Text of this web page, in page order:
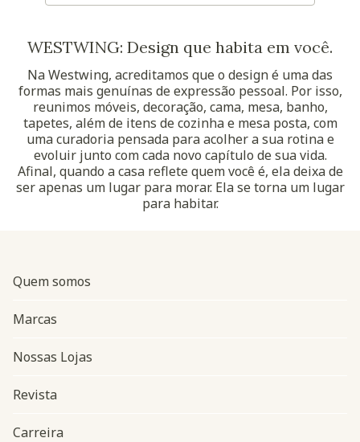
WESTWING: Design que habita em você.
Na Westwing, acreditamos que o design é uma das
formas mais genuínas de expressão pessoal. Por isso,
reunimos móveis, decoração, cama, mesa, banho,
tapetes, além de itens de cozinha e mesa posta, com
uma curadoria pensada para acolher a sua rotina e
evoluir junto com cada novo capítulo de sua vida.
Afinal, quando a casa reflete quem você é, ela deixa de
ser apenas um lugar para morar. Ela se torna um lugar
para habitar.
Quem somos
Marcas
Nossas Lojas
Revista
Carreira